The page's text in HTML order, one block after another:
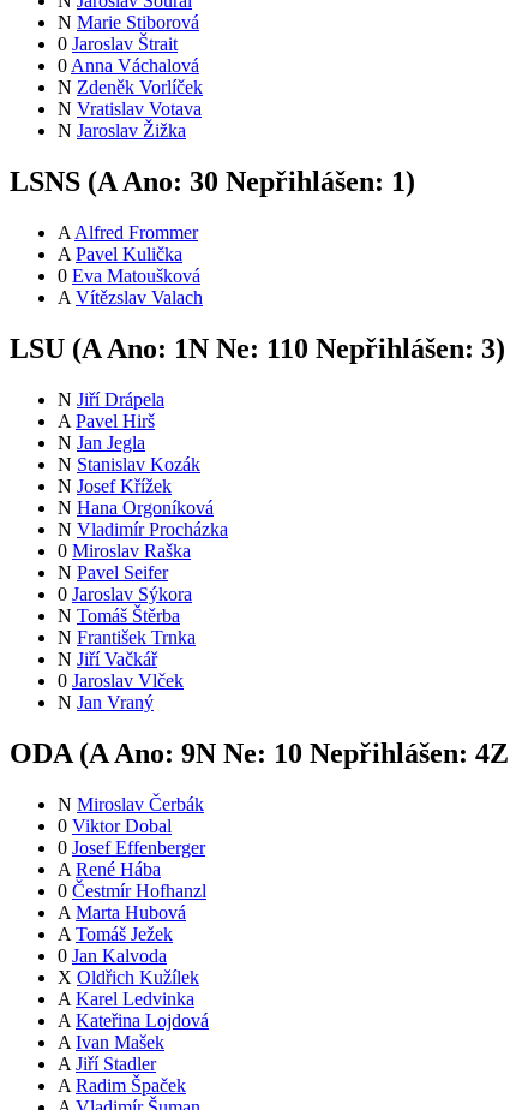
N Marie Stiborová
0 Jaroslav Štrait
0Anna Váchalová
N Zdeněk Vorlíček
N Vratislav Votava
N Jaroslav Žižka
LSNS (AAno: 30 Nepřihlášen: 1)
A Alfred Frommer
A Pavel Kulička
0 Eva Matoušková
A Vítězslav Valach
LSU (A Ano: 1N Ne: 110 Nepřihlášen: 3)
N Jiří Drápela
A Pavel Hirš
N Jan Jegla
N Stanislav Kozák
N Josef Křížek
N Hana Orgoníková
N Vladimír Procházka
0 Miroslav Raška
N Pavel Seifer
0 Jaroslav Sýkora
N Tomáš Štěrba
N František Trnka
N Jiří Vačkář
0 Jaroslav Vlček
N Jan Vraný
ODA (A Ano: 9N Ne: 10 Nepřihlášen: 4Z
N Miroslav Čerbák
0 Viktor Dobal
0 Josef Effenberger
A René Hába
0 Čestmír Hofhanzl
A Marta Hubová
A Tomáš Ježek
0 Jan Kalvoda
X Oldřich Kužílek
A Karel Ledvinka
A Kateřina Lojdová
A Ivan Mašek
A Jiří Stadler
A Radim Špaček